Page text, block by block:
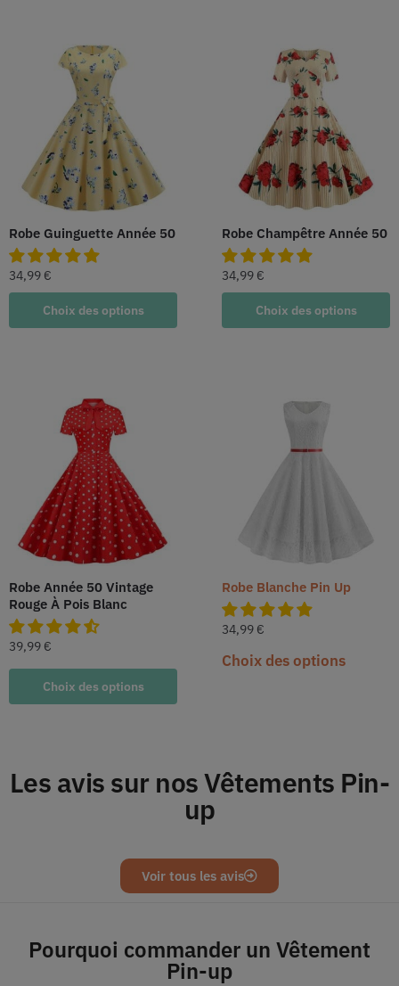
Robe Guinguette Année 50
34,99 €
Choix des options
Robe Champêtre Année 50
34,99 €
Choix des options
Robe Année 50 Vintage
Rouge À Pois Blanc
39,99 €
Choix des options
Robe Blanche Pin Up
34,99 €
Choix des options
Les avis sur nos Vêtements Pin-
up
Voir tous les avis
Pourquoi commander un Vêtement
Pin-up